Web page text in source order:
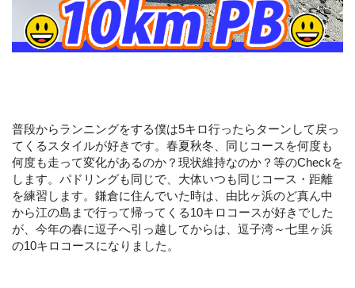
普段からランニングをする僕は5キロ行ったらターンして戻っ
てくるスタイルが好きです。春夏秋冬、同じコースを何度も
何度も走って変化があるのか？現状維持なのか？等のCheckを
します。パドリングも同じで、大体いつも同じコース・距離
を練習します。鎌倉に住んでいた時は、由比ヶ浜のど真ん中
から江の島まで行って帰ってくる10キロコースが好きでした
が、今年の春に逗子へ引っ越してからは、逗子湾～七里ヶ浜
の10キロコースになりました。